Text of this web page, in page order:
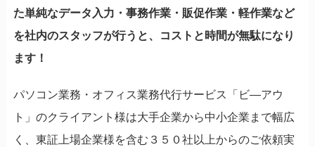
た単純なデータ入力・事務作業・販促作業・軽作業など
を社内のスタッフが行うと、コストと時間が無駄になり
ます！
パソコン業務・オフィス業務代行サービス「ビ―アウ
ト」のクライアント様は大手企業から中小企業まで幅広
く、東証上場企業様を含む３５０社以上からのご依頼実